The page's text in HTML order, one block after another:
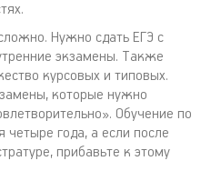
Нужно сдать ЕГЭ с
экзамены. Также
курсовых и типовых.
которые нужно
Обучение по
четыре года, а если после
прибавьте к этому